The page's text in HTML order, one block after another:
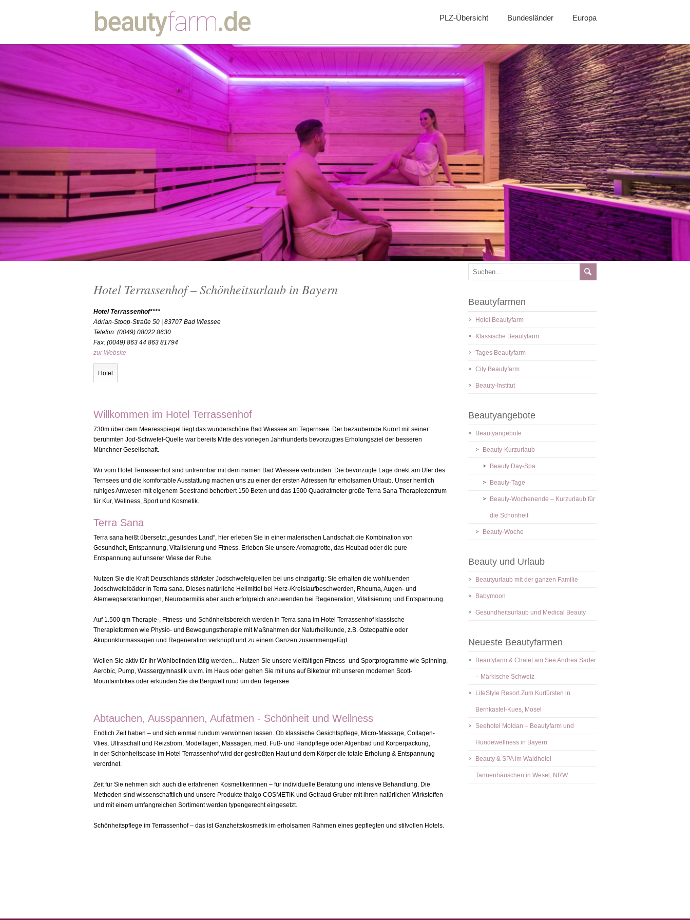
beautyfarm.de PLZ-Übersicht Bundesländer Europa
Hotel Terrassenhof – Schönheitsurlaub in Bayern
Hotel Terrassenhof****
Adrian-Stoop-Straße 50 | 83707 Bad Wiessee
Telefon: (0049) 08022 8630
Fax: (0049) 863 44 863 81794
zur Website
Hotel
Willkommen im Hotel Terrassenhof
730m über dem Meeresspiegel liegt das wunderschöne Bad Wiessee am Tegernsee. Der bezaubernde Kurort mit seiner
berühmten Jod-Schwefel-Quelle war bereits Mitte des voriegen Jahrhunderts bevorzugtes Erholungsziel der besseren
Münchner Gesellschaft.
Wir vom Hotel Terrassenhof sind untrennbar mit dem namen Bad Wiessee verbunden. Die bevorzugte Lage direkt am Ufer des
Ternsees und die komfortable Ausstattung machen uns zu einer der ersten Adressen für erholsamen Urlaub. Unser herrlich
ruhiges Anwesen mit eigenem Seestrand beherbert 150 Beten und das 1500 Quadratmeter große Terra Sana Therapiezentrum
für Kur, Wellness, Sport und Kosmetik.
Terra Sana
Terra sana heißt übersetzt „gesundes Land“, hier erleben Sie in einer malerischen Landschaft die Kombination von
Gesundheit, Entspannung, Vitalisierung und Fitness. Erleben Sie unsere Aromagrotte, das Heubad oder die pure
Entspannung auf unserer Wiese der Ruhe.
Nutzen Sie die Kraft Deutschlands stärkster Jodschwefelquellen bei uns einzigartig: Sie erhalten die wohltuenden
Jodschwefelbäder in Terra sana. Dieses natürliche Heilmittel bei Herz-/Kreislaufbeschwerden, Rheuma, Augen- und
Atemwegserkrankungen, Neurodermitis aber auch erfolgreich anzuwenden bei Regeneration, Vitalisierung und Entspannung.
Auf 1.500 qm Therapie-, Fitness- und Schönheitsbereich werden in Terra sana im Hotel Terrassenhof klassische
Therapieformen wie Physio- und Bewegungstherapie mit Maßnahmen der Naturheilkunde, z.B. Osteopathie oder
Akupunkturmassagen und Regeneration verknüpft und zu einem Ganzen zusammengefügt.
Wollen Sie aktiv für Ihr Wohlbefinden tätig werden… Nutzen Sie unsere vielfältigen Fitness- und Sportprogramme wie Spinning,
Aerobic, Pump, Wassergymnastik u.v.m. im Haus oder gehen Sie mit uns auf Biketour mit unseren modernen Scott-
Mountainbikes oder erkunden Sie die Bergwelt rund um den Tegersee.
Abtauchen, Ausspannen, Aufatmen - Schönheit und Wellness
Endlich Zeit haben – und sich einmal rundum verwöhnen lassen. Ob klassische Gesichtspflege, Micro-Massage, Collagen-
Vlies, Ultraschall und Reizstrom, Modellagen, Massagen, med. Fuß- und Handpflege oder Algenbad und Körperpackung,
in der Schönheitsoase im Hotel Terrassenhof wird der gestreßten Haut und dem Körper die totale Erholung & Entspannung
verordnet.
Zeit für Sie nehmen sich auch die erfahrenen Kosmetikerinnen – für individuelle Beratung und intensive Behandlung. Die
Methoden sind wissenschaftlich und unsere Produkte thalgo COSMETIK und Getraud Gruber mit ihren natürlichen Wirkstoffen
und mit einem umfangreichen Sortiment werden typengerecht eingesetzt.
Schönheitspflege im Terrassenhof – das ist Ganzheitskosmetik im erholsamen Rahmen eines gepflegten und stilvollen Hotels.
Beautyfarmen
Hotel Beautyfarm
Klassische Beautyfarm
Tages Beautyfarm
City Beautyfarm
Beauty-Institut
Beautyangebote
Beautyangebote
Beauty-Kurzurlaub
Beauty Day-Spa
Beauty-Tage
Beauty-Wochenende – Kurzurlaub für
die Schönheit
Beauty-Woche
Beauty und Urlaub
Beautyurlaub mit der ganzen Familie
Babymoon
Gesundheitsurlaub und Medical Beauty
Neueste Beautyfarmen
Beautyfarm & Chalet am See Andrea Sader
– Märkische Schweiz
LifeStyle Resort Zum Kurfürsten in
Bernkastel-Kues, Mosel
Seehotel Moldan – Beautyfarm und
Hundewellness in Bayern
Beauty & SPA im Waldhotel
Tannenhäuschen in Wesel, NRW